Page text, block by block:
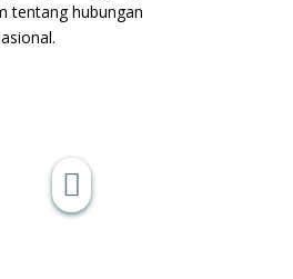
tentang hubungan
